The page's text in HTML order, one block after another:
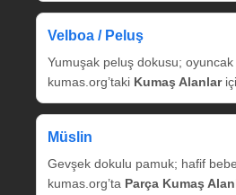
Velboa / Peluş
Yumuşak peluş dokusu;
kumas.org’taki Kumaş Alanlar
Müslin
Gevşek dokulu pamuk; hafif
kumas.org’ta Parça Kumaş